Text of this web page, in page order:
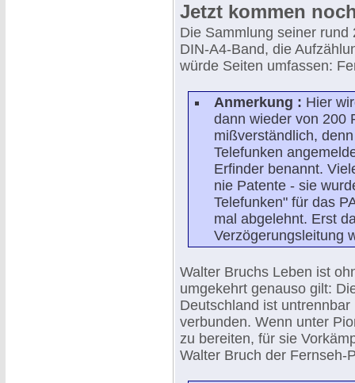
Jetzt kommen
Die Sammlung seiner
DIN-A4-Band, die
würde Seiten umfassen:
Anmerkung : Hier
dann wieder von 200
mißverständlich,
Telefunken
Erfinder benannt.
nie Patente - sie
Telefunken" für das
mal abgelehnt. Erst
Verzögerungsleitung
Walter Bruchs Leben ist
umgekehrt genauso gilt:
Deutschland ist
verbunden. Wenn unter
zu bereiten, für sie
Walter Bruch der Fernseh-